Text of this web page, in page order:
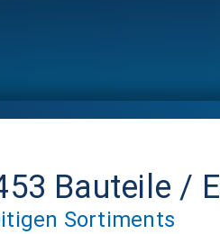
Bauteile /
Sortiments